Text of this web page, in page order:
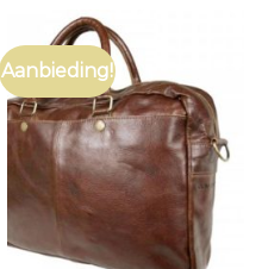
Aanbieding!